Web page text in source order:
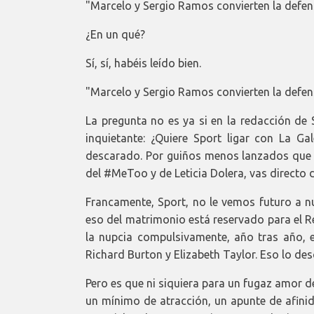
"Marcelo y Sergio Ramos convierten la
¿En un qué?
Sí, sí, habéis leído bien.
"Marcelo y Sergio Ramos convierten la
La pregunta no es ya si en la redacción de
inquietante: ¿Quiere Sport ligar con La
descarado. Por guiños menos lanzados
del #MeToo y de Leticia Dolera, vas directo
Francamente, Sport, no le vemos futuro a
eso del matrimonio está reservado para el
la nupcia compulsivamente, año tras
Richard Burton y Elizabeth Taylor. Eso lo
Pero es que ni siquiera para un fugaz amor
un mínimo de atracción, un apunte de